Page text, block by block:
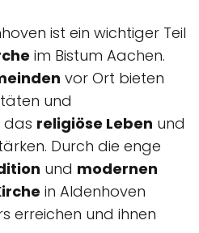
ist ein wichtiger Teil
im Bistum Aachen.
vor Ort bieten
und
das religiöse Leben und
Durch die enge
und modernen
in Aldenhoven
erreichen und ihnen